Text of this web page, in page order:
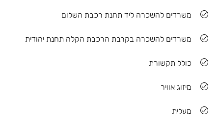
משרדים להשכרה ליד תחנת רכבת השלום
משרדים להשכרה בקרבת הרכבת הקלה תחנת יהודית
כולל תקשורת
מיזוג אוויר
מעלית